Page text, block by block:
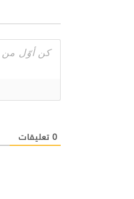
0 تعليقات